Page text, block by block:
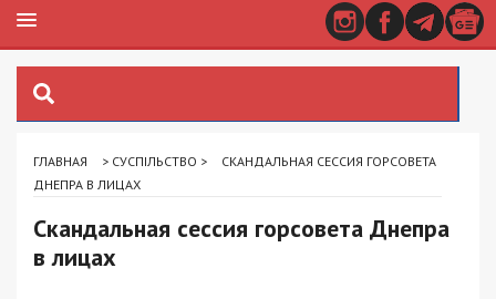
ГЛАВНАЯ > СУСПІЛЬСТВО >
СКАНДАЛЬНАЯ СЕССИЯ ГОРСОВЕТА
ДНЕПРА В ЛИЦАХ
Скандальная сессия горсовета Днепра
в лицах